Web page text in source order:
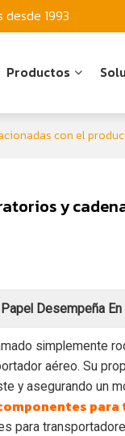
desde 1993
Productos
con el
y
Papel Desempeña
simplemente
aéreo. Su
y asegurando un
para